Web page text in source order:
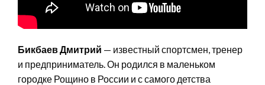
Бикбаев Дмитрий — известный спортсмен, тренер
и предприниматель. Он родился в маленьком
городке Рощино в России и с самого детства